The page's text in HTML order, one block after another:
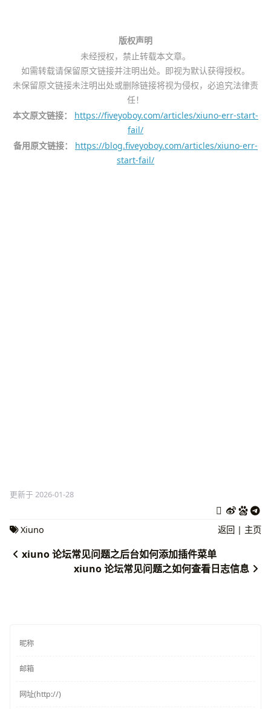
版权声明
未经授权，禁止转载本文章。
如需转载请保留原文链接并注明出处。即视为默认获得授权。
未保留原文链接未注明出处或删除链接将视为侵权，必追究法律责
任！
本文原文链接：
https://fiveyoboy.com/articles/xiuno-err-start-
fail/
备用原文链接：
https://blog.fiveyoboy.com/articles/xiuno-err-
start-fail/
更新于 2026-01-28
Xiuno 返回 | 主页
xiuno 论坛常见问题之后台如何添加插件菜单
xiuno 论坛常见问题之如何查看日志信息